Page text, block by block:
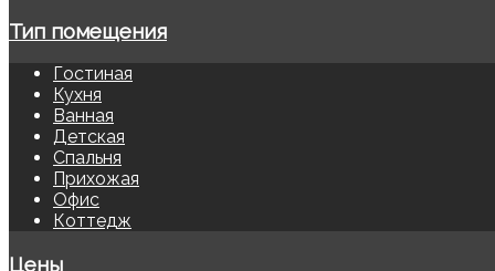
Тип помещения
Гостиная
Кухня
Ванная
Детская
Спальня
Прихожая
Офис
Коттедж
Цены